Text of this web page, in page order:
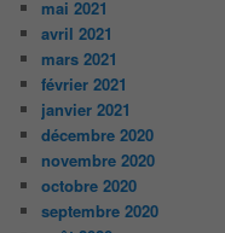
mai 2021
avril 2021
mars 2021
février 2021
janvier 2021
décembre 2020
novembre 2020
octobre 2020
septembre 2020